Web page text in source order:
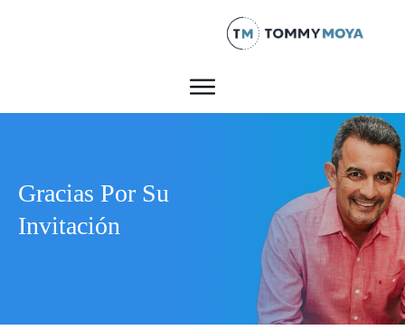
Gracias Por Su
Invitación